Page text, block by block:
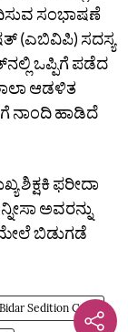
ಸಂಭಾಷಣೆ
(ಎಬಿವಿಪಿ) ಸದಸ್ಯ
ಒಪ್ಪಿಗೆ ಪಡೆದ
ಆಡಳಿತ
ನಾಂದಿ ಹಾಡಿದೆ
ಶಿಕ್ಷಕಿ ಫರೀದಾ
ಅವರನ್ನು
ಬಿಡುಗಡೆ
Bidar Sedition Case